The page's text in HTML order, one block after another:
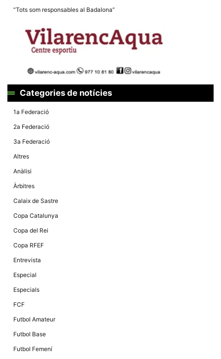
“Tots som responsables al Badalona”
Categories de notícies
1a Federació
2a Federació
3a Federació
Altres
Anàlisi
Àrbitres
Calaix de Sastre
Copa Catalunya
Copa del Rei
Copa RFEF
Entrevista
Especial
Especials
FCF
Futbol Amateur
Futbol Base
Futbol Femení